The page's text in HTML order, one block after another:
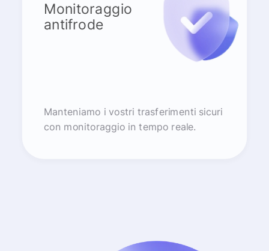
Monitoraggio
antifrode
Manteniamo i vostri trasferimenti sicuri
con monitoraggio in tempo reale.